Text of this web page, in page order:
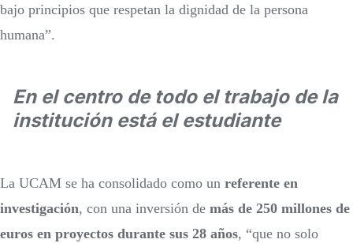
bajo principios que respetan la dignidad de la persona
humana”.
En el centro de todo el trabajo de la
institución está el estudiante
La UCAM se ha consolidado como un referente en
investigación, con una inversión de más de 250 millones de
euros en proyectos durante sus 28 años, “que no solo